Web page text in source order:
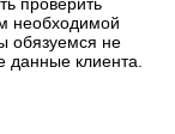
проверить
необходимой
обязуемся не
данные клиента.